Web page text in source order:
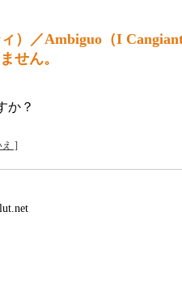
）／Ambiguo（I
せん。
か？
え ]